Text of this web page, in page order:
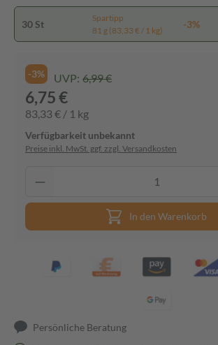
30 St
Spartipp
81 g (83,33 € / 1 kg)
-3%
-3% UVP: 6,99 €
6,75 €
83,33 € / 1 kg
Verfügbarkeit unbekannt
Preise inkl. MwSt. ggf. zzgl. Versandkosten
In den Warenkorb
Persönliche Beratung